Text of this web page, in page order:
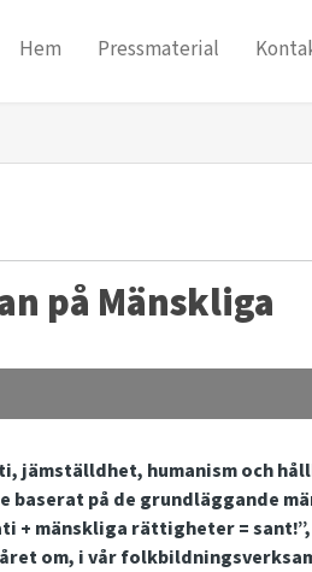
Hem Pressmaterial
på Mänskliga
jämställdhet, humanism och
baserat på de grundläggande
+ mänskliga rättigheter =
om, i vår